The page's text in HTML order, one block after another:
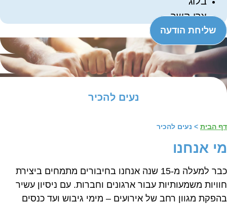
צרו קשר
שליחת הודעה
נעים להכיר
הבית>נעים להכיר
אנחנו
כבר למעלה מ-15 שנה אנחנו בחיבורים מתמחים ביצירת
משמעותיות עבור ארגונים וחברות. עם ניסיון עשיר
מגוון רחב של אירועים – מימי גיבוש ועד כנסים